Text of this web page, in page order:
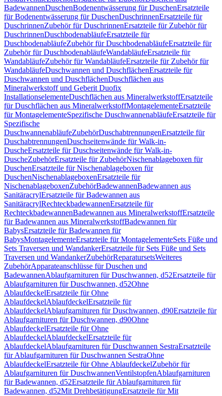
BadewannenDuschenBodenentwässerung für DuschenErsatzteile
für Bodenentwässerung für DuschenDuschrinnenErsatzteile für
DuschrinnenZubehör für DuschrinnenErsatzteile für Zubehör für
DuschrinnenDuschbodenabläufeErsatzteile für
DuschbodenabläufeZubehör für DuschbodenabläufeErsatzteile für
Zubehör für DuschbodenabläufeWandabläufeErsatzteile für
WandabläufeZubehör für WandabläufeErsatzteile für Zubehör für
WandabläufeDuschwannen und DuschflächenErsatzteile für
Duschwannen und DuschflächenDuschflächen aus
Mineralwerkstoff und Geberit Duofix
InstallationselementeDuschflächen aus MineralwerkstoffErsatzteile
für Duschflächen aus MineralwerkstoffMontagelementeErsatzteile
für MontagelementeSpezifische DuschwannenabläufeErsatzteile für
Spezifische
DuschwannenabläufeZubehörDuschabtrennungenErsatzteile für
DuschabtrennungenDuschseitenwände für Walk-in-
DuscheErsatzteile für Duschseitenwände für Walk-in-
DuscheZubehörErsatzteile für ZubehörNischenablageboxen für
DuschenErsatzteile für Nischenablageboxen für
DuschenNischenablageboxenErsatzteile für
NischenablageboxenZubehörBadewannenBadewannen aus
SanitäracrylErsatzteile für Badewannen aus
SanitäracrylRechteckbadewannenErsatzteile für
RechteckbadewannenBadewannen aus MineralwerkstoffErsatzteile
für Badewannen aus MineralwerkstoffBadewannen für
BabysErsatzteile für Badewannen für
BabysMontagelementeErsatzteile für MontagelementeSets Füße und
Sets Traversen und WandankerErsatzteile für Sets Füße und Sets
Traversen und WandankerZubehörReparatursetsWeiteres
ZubehörApparateanschlüsse für Duschen und
BadewannenAblaufgarnituren für Duschwannen, d52Ersatzteile für
Ablaufgarnituren für Duschwannen, d52Ohne
AblaufdeckelErsatzteile für Ohne
AblaufdeckelAblaufdeckelErsatzteile für
AblaufdeckelAblaufgarnituren für Duschwannen, d90Ersatzteile für
Ablaufgarnituren für Duschwannen, d90Ohne
AblaufdeckelErsatzteile für Ohne
AblaufdeckelAblaufdeckelErsatzteile für
AblaufdeckelAblaufgarnituren für Duschwannen SestraErsatzteile
für Ablaufgarnituren für Duschwannen SestraOhne
AblaufdeckelErsatzteile für Ohne AblaufdeckelZubehör für
Ablaufgarnituren für DuschwannenVentilstopfenAblaufgarnituren
für Badewannen, d52Ersatzteile für Ablaufgarnituren für
Badewannen, d52Mit DrehbetätigungErsatzteile für Mit